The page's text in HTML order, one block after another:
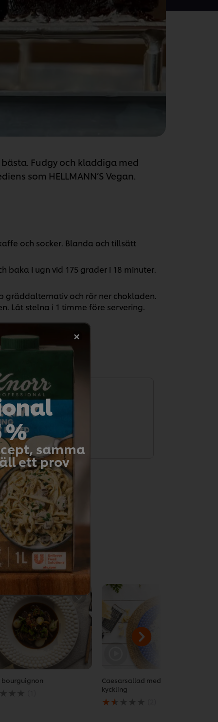
Fudgy och kladdiga med
som HELLMANN’S Vegan.
och socker. Blanda och tillsätt
baka i ugn vid 175 grader i 18 minuter.
gräddalternativ och rör ner chokladen.
Låt stelna i 1 timme före servering.
betygsätta.
bourguignon
Caesarsallad med friterad
kyckling
Det
genomsnittliga
samma
ett prov